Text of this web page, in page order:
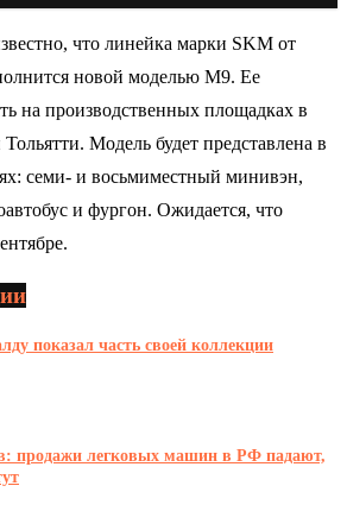
что линейка марки SKM от
новой моделью M9. Ее
на производственных площадках в
Модель будет представлена в
семи- и восьмиместный минивэн,
и фургон. Ожидается, что
показал часть своей коллекции
продажи легковых машин в РФ падают,